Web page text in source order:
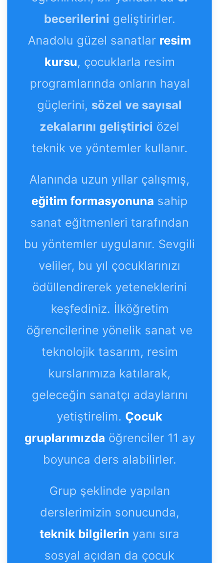
becerilerini geliştirirler.
Anadolu güzel sanatlar resim
kursu, çocuklarla resim
programlarında onların hayal
güçlerini, sözel ve sayısal
zekalarını geliştirici özel
teknik ve yöntemler kullanır.
Alanında uzun yıllar çalışmış,
eğitim formasyonuna sahip
sanat eğitmenleri tarafından
bu yöntemler uygulanır. Sevgili
veliler, bu yıl çocuklarınızı
ödüllendirerek yeteneklerini
keşfediniz. İlköğretim
öğrencilerine yönelik sanat ve
teknolojik tasarım, resim
kurslarımıza katılarak,
geleceğin sanatçı adaylarını
yetiştirelim. Çocuk
gruplarımızda öğrenciler 11 ay
boyunca ders alabilirler.
Grup şeklinde yapılan
derslerimizin sonucunda,
teknik bilgilerin yanı sıra
sosyal açıdan da çocuk